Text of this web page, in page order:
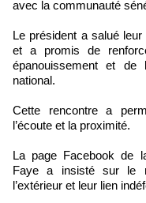
avec la communauté
Le président a salué
et a promis de
épanouissement et de
national.
Cette rencontre a
l’écoute et la proximité.
La page Facebook de
Faye a insisté sur le
l’extérieur et leur lien